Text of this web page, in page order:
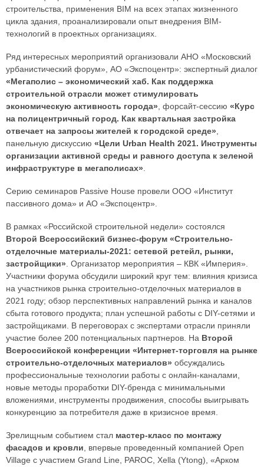
строительства, применения BIM на всех этапах жизненного
цикла здания, проанализировали опыт внедрения BIM-
технологий в проектных организациях.
Ряд интересных мероприятий организовали АНО «Московский
урбанистический форум», АО «Экспоцентр»: экспертный диалог
«Мегаполис – экономический хаб. Как поддержка
строительной отрасли может стимулировать
экономическую активность города», форсайт-сессию «Курс
на полицентричный город. Как квартальная застройка
отвечает на запросы жителей к городской среде»,
панельную дискуссию «Цели Urban Health 2021. Инструменты
организации активной среды и равного доступа к зеленой
инфраструктуре в мегаполисах».
Серию семинаров Passive House провели ООО «Институт
пассивного дома» и АО «Экспоцентр».
В рамках «Российской строительной недели» состоялся
Второй Всероссийский бизнес-форум «Строительно-
отделочные материалы-2021: сетевой ретейл, рынки,
застройщики». Организатор мероприятия – КВК «Империя».
Участники форума обсудили широкий круг тем: влияния кризиса
на участников рынка строительно-отделочных материалов в
2021 году; обзор перспективных направлений рынка и каналов
сбыта готового продукта; план успешной работы с DIY-сетями и
застройщиками. В переговорах с экспертами отрасли приняли
участие более 200 потенциальных партнеров. На Второй
Всероссийской конференции «Интернет-торговля на рынке
строительно-отделочных материалов» обсуждались
профессиональные технологии работы с онлайн-каналами,
новые методы проработки DIY-бренда с минимальными
вложениями, инструменты продвижения, способы выигрывать
конкуренцию за потребителя даже в кризисное время.
Зрелищным событием стал мастер-класс по монтажу
фасадов и кровли, впервые проведенный компанией Open
Village с участием Grand Line, PAROC, Xella (Ytong), «Арком